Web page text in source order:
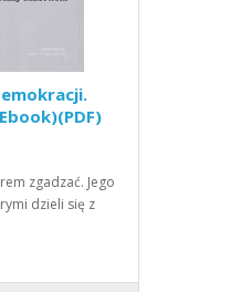
zgadzać. Jego
dzieli się z